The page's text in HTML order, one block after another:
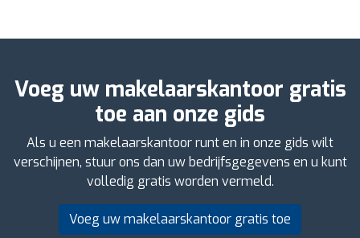
Voeg uw makelaarskantoor gratis
toe aan onze gids
Als u een makelaarskantoor runt en in onze gids wilt
verschijnen, stuur ons dan uw bedrijfsgegevens en u kunt
volledig gratis worden vermeld.
Voeg uw makelaarskantoor gratis toe